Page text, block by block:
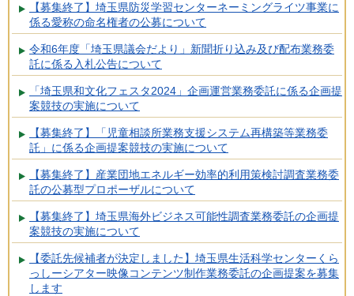
【募集終了】埼玉県防災学習センターネーミングライツ事業に
係る愛称の命名権者の公募について
令和6年度「埼玉県議会だより」新聞折り込み及び配布業務委
託に係る入札公告について
「埼玉県和文化フェスタ2024」企画運営業務委託に係る企画提
案競技の実施について
【募集終了】「児童相談所業務支援システム再構築等業務委
託」に係る企画提案競技の実施について
【募集終了】産業団地エネルギー効率的利用策検討調査業務委
託の公募型プロポーザルについて
【募集終了】埼玉県海外ビジネス可能性調査業務委託の企画提
案競技の実施について
【委託先候補者が決定しました】埼玉県生活科学センターくら
っしーシアター映像コンテンツ制作業務委託の企画提案を募集
します